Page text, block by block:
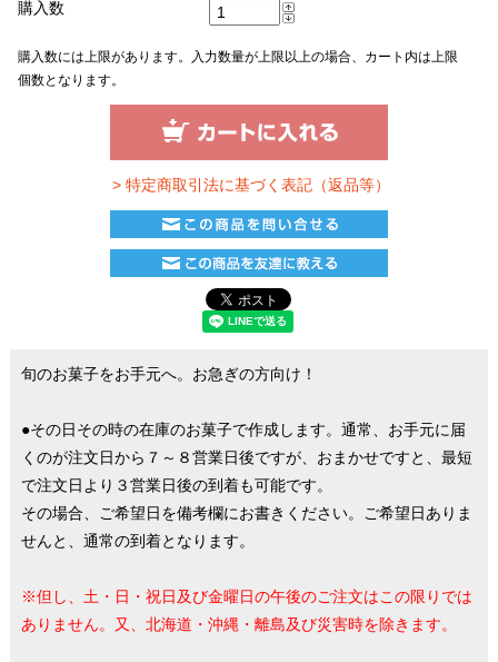
購入数
購入数には上限があります。入力数量が上限以上の場合、カート内は上限
個数となります。
> 特定商取引法に基づく表記（返品等）
旬のお菓子をお手元へ。お急ぎの方向け！
●その日その時の在庫のお菓子で作成します。通常、お手元に届
くのが注文日から７～８営業日後ですが、おまかせですと、最短
で注文日より３営業日後の到着も可能です。
その場合、ご希望日を備考欄にお書きください。ご希望日ありま
せんと、通常の到着となります。
※但し、土・日・祝日及び金曜日の午後のご注文はこの限りでは
ありません。又、北海道・沖縄・離島及び災害時を除きます。